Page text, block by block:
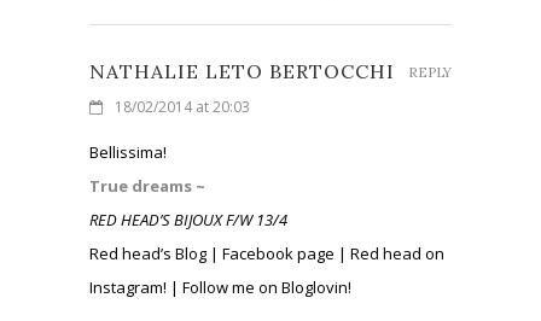
NATHALIE LETO BERTOCCHI
18/02/2014 at 20:03
Bellissima!
True dreams ~
RED HEAD’S BIJOUX F/W 13/4
Red head’s Blog | Facebook page | Red head on
Instagram! | Follow me on Bloglovin!
REPLY